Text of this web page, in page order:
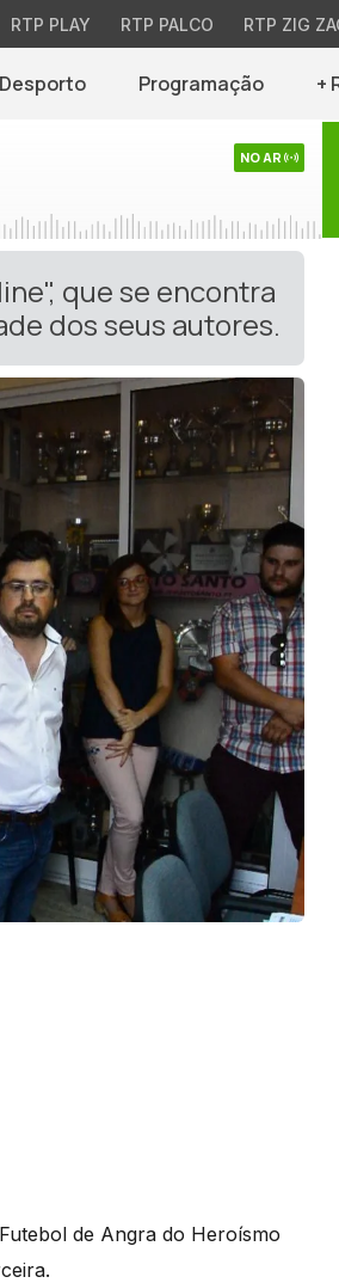
RTP PLAY RTP PALCO RTP ZIG
Desporto Programação +
NO AR
que se encontra
dos seus autores.
de Angra do Heroísmo